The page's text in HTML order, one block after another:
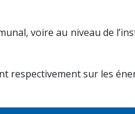
voire au niveau de
respectivement sur les